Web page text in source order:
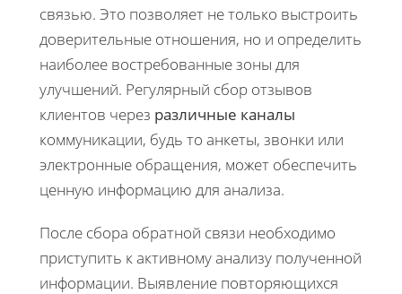
связью. Это позволяет не только выстроить
доверительные отношения, но и определить
наиболее востребованные зоны для
улучшений. Регулярный сбор отзывов
клиентов через различные каналы
коммуникации, будь то анкеты, звонки или
электронные обращения, может обеспечить
ценную информацию для анализа.
После сбора обратной связи необходимо
приступить к активному анализу полученной
информации. Выявление повторяющихся